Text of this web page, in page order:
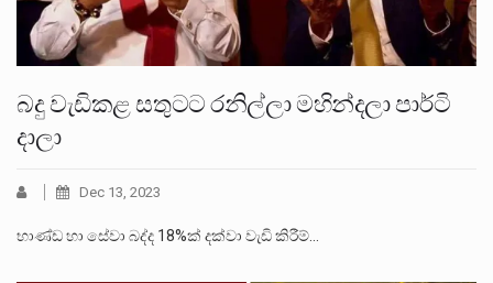
බදු වැඩිකළ සතුටට රනිල්ලා මහින්දලා පාර්ටි
දාලා
Dec 13, 2023
භාණ්ඩ හා සේවා බද්ද 18%ක් දක්වා වැඩි කිරීම්…